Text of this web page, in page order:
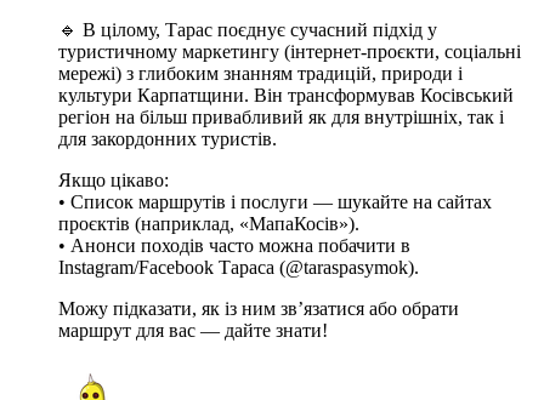
🔹 В цілому, Тарас поєднує сучасний підхід у
туристичному маркетингу (інтернет‑проєкти, соціальні
мережі) з глибоким знанням традицій, природи і
культури Карпатщини. Він трансформував Косівський
регіон на більш привабливий як для внутрішніх, так і
для закордонних туристів.
Якщо цікаво:
• Список маршрутів і послуги — шукайте на сайтах
проєктів (наприклад, «МапаКосів»).
• Анонси походів часто можна побачити в
Instagram/Facebook Тараса (@taraspasymok).
Можу підказати, як із ним зв’язатися або обрати
маршрут для вас — дайте знати!